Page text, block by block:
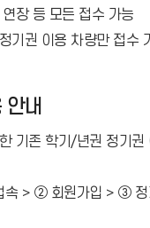
장 등 모든 접수 가능
기권 이용 차량만 접수
내
기존 학기/년권 정기권
> ② 회원가입 > ③ 정